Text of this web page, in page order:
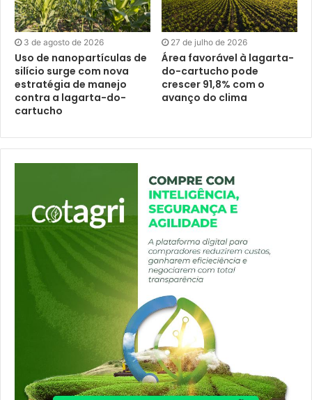
3 de agosto de 2026
Uso de nanopartículas de
silício surge com nova
estratégia de manejo
contra a lagarta-do-
cartucho
27 de julho de 2026
Área favorável à lagarta-
do-cartucho pode
crescer 91,8% com o
avanço do clima